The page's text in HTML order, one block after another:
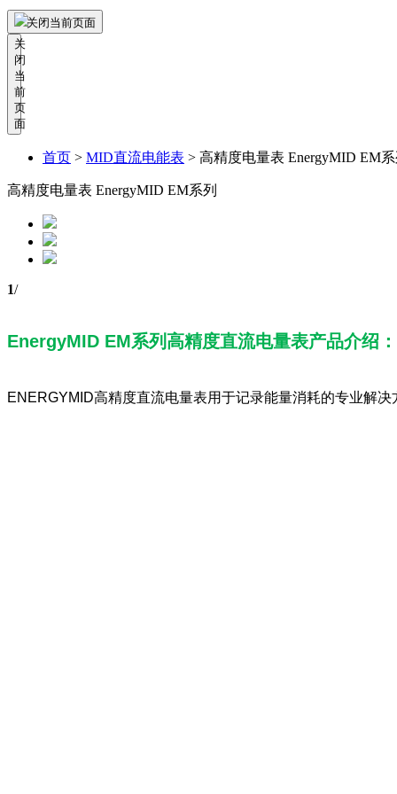
关闭当前页面
关
闭
当
前
页
面
首页 > MID直流电能表 > 高精度电量表 EnergyMID EM
高精度电量表 EnergyMID EM系列
1/
EnergyMID EM系列高精度直流电量表产品介绍：
ENERGYMID高精度直流电量表用于记录能量消耗的专业解决